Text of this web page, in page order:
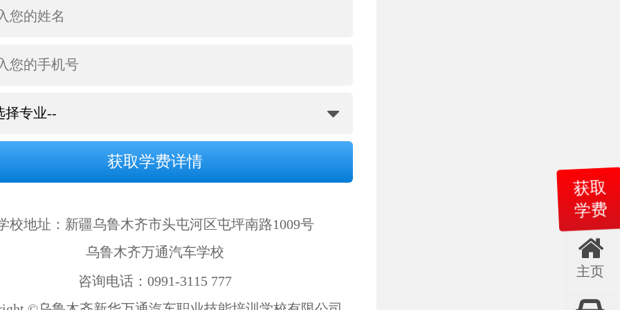
校地址：新疆乌鲁木齐市头屯河区屯坪南路1009号
乌鲁木齐万通汽车学校
咨询电话：0991-3115 777
获取
学费
主页